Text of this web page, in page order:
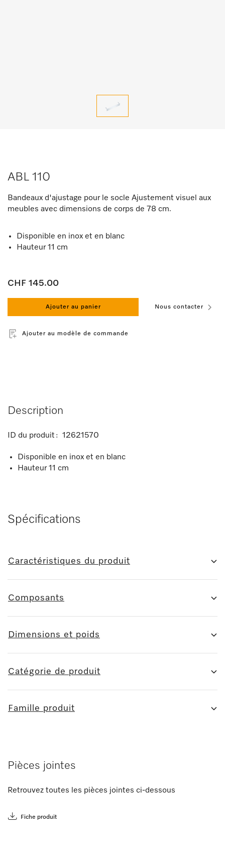
ABL 110
Bandeaux d'ajustage pour le socle Ajustement visuel aux
meubles avec dimensions de corps de 78 cm.
Disponible en inox et en blanc
Hauteur 11 cm
CHF 145.00
Ajouter au panier Nous contacter
Ajouter au modèle de commande
Description
ID du produit : 12621570
Disponible en inox et en blanc
Hauteur 11 cm
Spécifications
Caractéristiques du produit
Composants
Dimensions et poids
Catégorie de produit
Famille produit
Pièces jointes
Retrouvez toutes les pièces jointes ci-dessous
Fiche produit